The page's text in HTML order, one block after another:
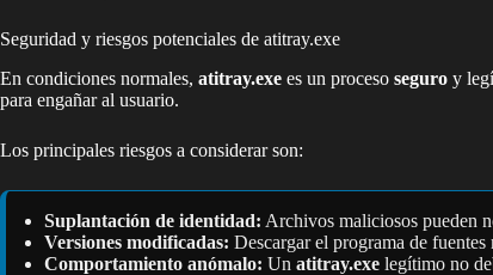
Seguridad y riesgos potenciales de atitray.exe
En condiciones normales, atitray.exe es un proceso seguro y
para engañar al usuario.
Los principales riesgos a considerar son:
Suplantación de identidad: Archivos maliciosos pueden
Versiones modificadas: Descargar el programa de
Comportamiento anómalo: Un atitray.exe legítimo no